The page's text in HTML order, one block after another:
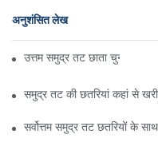
अनुशंसित लेख
उत्तम समुद्र तट छाता चुनने के लिए
समुद्र तट की छतरियां कहां से
सर्वोत्तम समुद्र तट छतरियों के